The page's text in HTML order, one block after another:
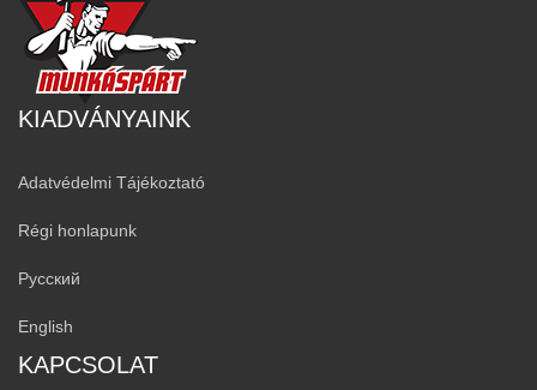
KIADVÁNYAINK
Adatvédelmi Tájékoztató
Régi honlapunk
Русский
English
KAPCSOLAT